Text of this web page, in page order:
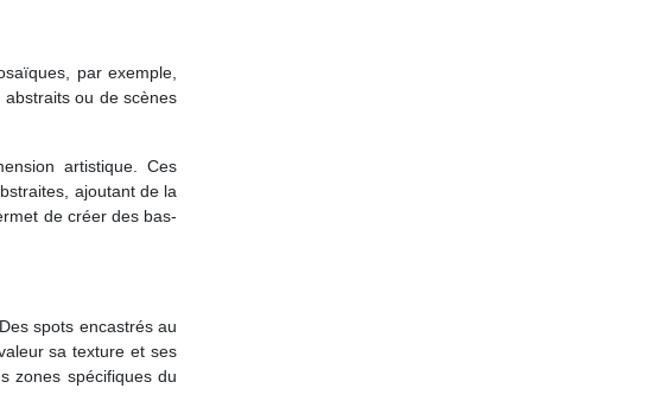
par exemple,
abstraits ou de scènes
artistique. Ces
ajoutant de la
de créer des bas-
spots encastrés au
sa texture et ses
zones spécifiques du